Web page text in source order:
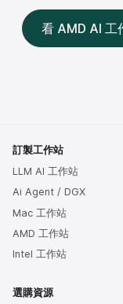
看 AMD AI 工
訂製工作站
LLM AI 工作站
Ai Agent / DGX
Mac 工作站
AMD 工作站
Intel 工作站
選購資源